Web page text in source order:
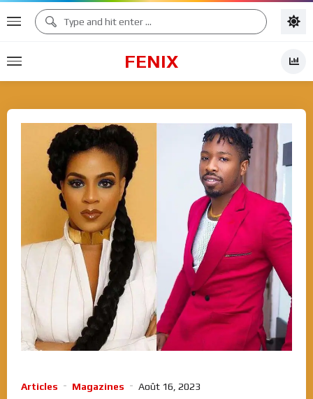
FENIX
Articles Magazines Août 16, 2023